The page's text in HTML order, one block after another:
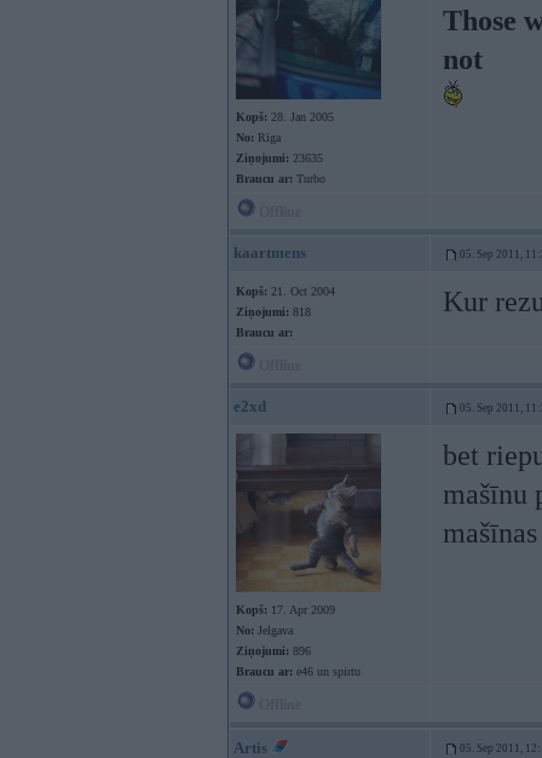
Kopš: 28. Jan 2005
No: Rīga
Ziņojumi: 23635
Braucu ar: Turbo
Those
not
kaartmens 05. Sep 2011,
Kopš: 21. Oct 2004
Ziņojumi: 818
Braucu ar:
Kur
e2xd 05. Sep 2011,
Kopš: 17. Apr 2009
No: Jelgava
Ziņojumi: 896
Braucu ar: e46 un spirtu
bet
mašīnu
Artis 05. Sep 2011,